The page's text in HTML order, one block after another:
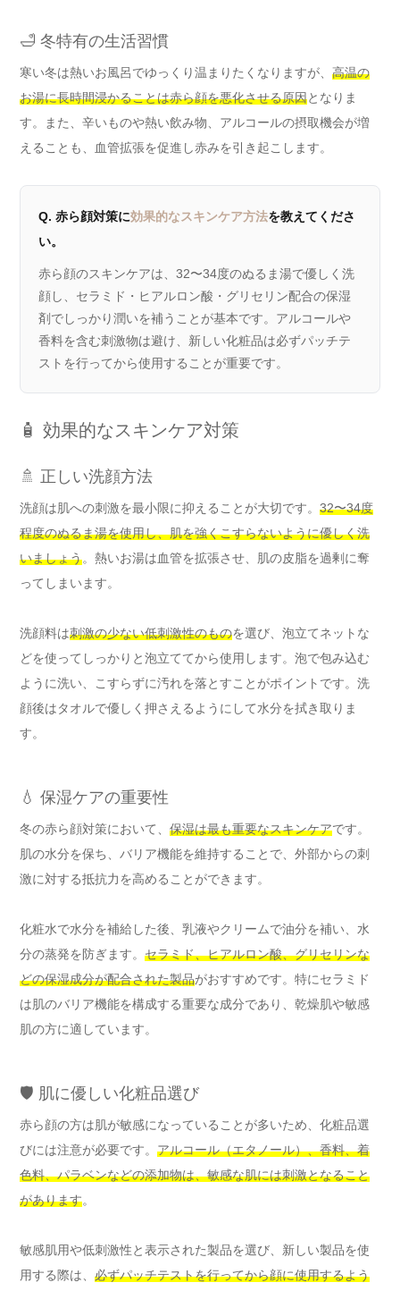
🛁 冬特有の生活習慣
寒い冬は熱いお風呂でゆっくり温まりたくなりますが、 高温の
お湯に長時間浸かることは赤ら顔を悪化させる原因となりま
す。また、辛いものや熱い飲み物、アルコールの摂取機会が増
えることも、血管拡張を促進し赤みを引き起こします。
Q. 赤ら顔対策に効果的なスキンケア方法を教えてくださ
い。
赤ら顔のスキンケアは、32〜34度のぬるま湯で優しく洗
顔し、セラミド・ヒアルロン酸・グリセリン配合の保湿
剤でしっかり潤いを補うことが基本です。アルコールや
香料を含む刺激物は避け、新しい化粧品は必ずパッチテ
ストを行ってから使用することが重要です。
🧴 効果的なスキンケア対策
🚿 正しい洗顔方法
洗顔は肌への刺激を最小限に抑えることが大切です。 32〜34度
程度のぬるま湯を使用し、肌を強くこすらないように優しく洗
いましょう。熱いお湯は血管を拡張させ、肌の皮脂を過剰に奪
ってしまいます。
洗顔料は刺激の少ない低刺激性のものを選び、泡立てネットな
どを使ってしっかりと泡立ててから使用します。泡で包み込む
ように洗い、こすらずに汚れを落とすことがポイントです。洗
顔後はタオルで優しく押さえるようにして水分を拭き取りま
す。
💧 保湿ケアの重要性
冬の赤ら顔対策において、 保湿は最も重要なスキンケアです。
肌の水分を保ち、バリア機能を維持することで、外部からの刺
激に対する抵抗力を高めることができます。
化粧水で水分を補給した後、乳液やクリームで油分を補い、水
分の蒸発を防ぎます。 セラミド、ヒアルロン酸、グリセリンな
どの保湿成分が配合された製品がおすすめです。特にセラミド
は肌のバリア機能を構成する重要な成分であり、乾燥肌や敏感
肌の方に適しています。
🛡️ 肌に優しい化粧品選び
赤ら顔の方は肌が敏感になっていることが多いため、化粧品選
びには注意が必要です。 アルコール（エタノール）、香料、着
色料、パラベンなどの添加物は、敏感な肌には刺激となること
があります。
敏感肌用や低刺激性と表示された製品を選び、新しい製品を使
用する際は、 必ずパッチテストを行ってから顔に使用するよう